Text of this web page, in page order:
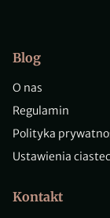
Blog
O nas
Regulamin
Polityka
Ustawienia
Kontakt